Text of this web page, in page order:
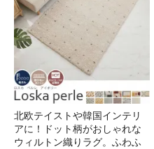
北欧テイストや韓国インテリ
アに！ドット柄がおしゃれな
ウィルトン織りラグ。ふわふ